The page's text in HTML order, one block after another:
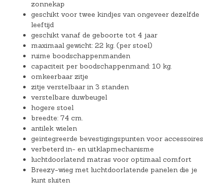
zonnekap
geschikt voor twee kindjes van ongeveer dezelfde
leeftijd
geschikt vanaf de geboorte tot 4 jaar
maximaal gewicht: 22 kg. (per stoel)
ruime boodschappenmanden
capaciteit per boodschappenmand: 10 kg.
omkeerbaar zitje
zitje verstelbaar in 3 standen
verstelbare duwbeugel
hogere stoel
breedte: 74 cm.
antilek wielen
geïntegreerde bevestigingspunten voor accessoires
verbeterd in- en uitklapmechanisme
luchtdoorlatend matras voor optimaal comfort
Breezy-wieg met luchtdoorlatende panelen die je
kunt sluiten